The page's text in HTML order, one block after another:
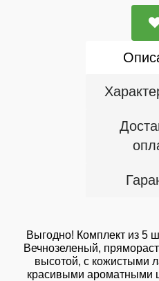
Выгодно! Комплект из 5
Вечнозеленый,
высотой, с кожистыми
красивыми ароматными